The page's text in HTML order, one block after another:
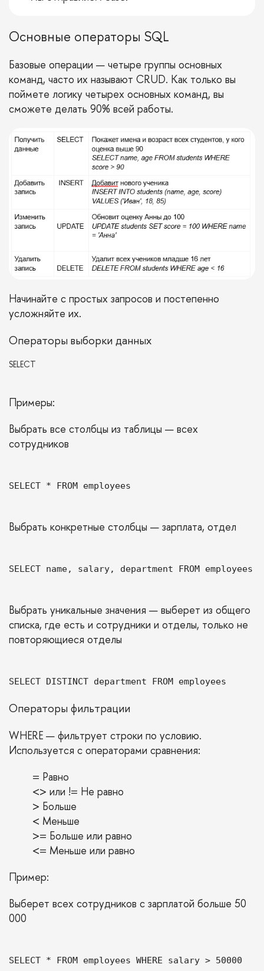
Основные операторы SQL
Базовые операции — четыре группы основных
команд, часто их называют CRUD. Как только вы
поймете логику четырех основных команд, вы
сможете делать 90% всей работы.
Начинайте с простых запросов и постепенно
усложняйте их.
Операторы выборки данных
SELECT
Примеры:
Выбрать все столбцы из таблицы — всех
сотрудников
SELECT * FROM employees
Выбрать конкретные столбцы — зарплата, отдел
SELECT name, salary, department FROM employees
Выбрать уникальные значения — выберет из общего
списка, где есть и сотрудники и отделы, только не
повторяющиеся отделы
SELECT DISTINCT department FROM employees
Операторы фильтрации
WHERE — фильтрует строки по условию.
Используется с операторами сравнения:
= Равно
<> или != Не равно
> Больше
< Меньше
>= Больше или равно
<= Меньше или равно
Пример:
Выберет всех сотрудников с зарплатой больше 50
000
SELECT * FROM employees WHERE salary > 50000